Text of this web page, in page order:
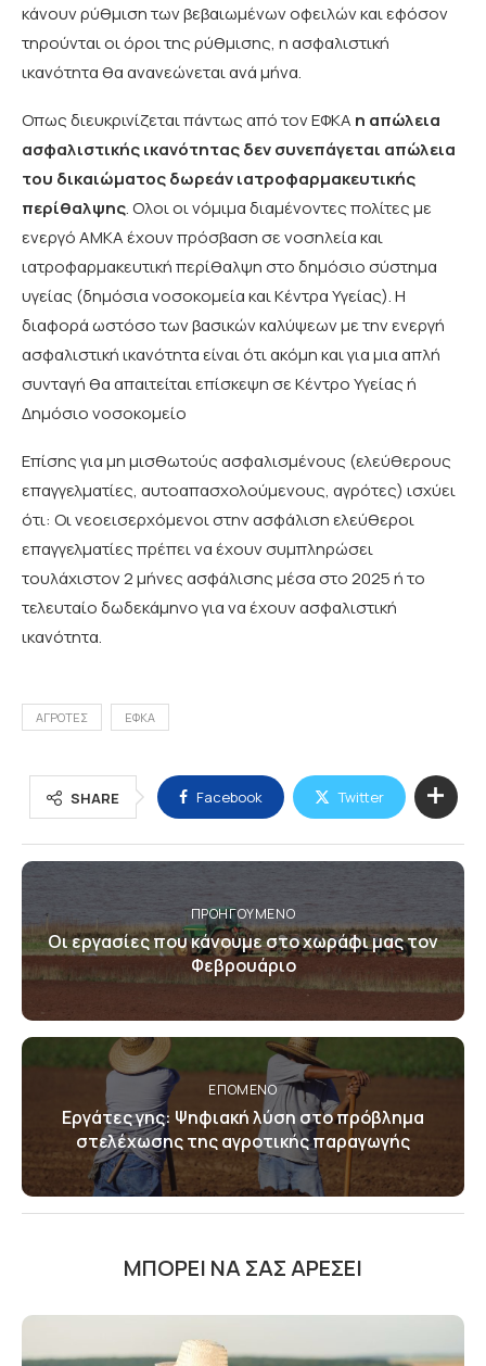
κάνουν ρύθμιση των βεβαιωμένων οφειλών και εφόσον
τηρούνται οι όροι της ρύθμισης, η ασφαλιστική
ικανότητα θα ανανεώνεται ανά μήνα.
Οπως διευκρινίζεται πάντως από τον ΕΦΚΑ η απώλεια
ασφαλιστικής ικανότητας δεν συνεπάγεται απώλεια
του δικαιώματος δωρεάν ιατροφαρμακευτικής
περίθαλψης. Ολοι οι νόμιμα διαμένοντες πολίτες με
ενεργό ΑΜΚΑ έχουν πρόσβαση σε νοσηλεία και
ιατροφαρμακευτική περίθαλψη στο δημόσιο σύστημα
υγείας (δημόσια νοσοκομεία και Κέντρα Υγείας). Η
διαφορά ωστόσο των βασικών καλύψεων με την ενεργή
ασφαλιστική ικανότητα είναι ότι ακόμη και για μια απλή
συνταγή θα απαιτείται επίσκεψη σε Κέντρο Υγείας ή
Δημόσιο νοσοκομείο
Επίσης για μη μισθωτούς ασφαλισμένους (ελεύθερους
επαγγελματίες, αυτοαπασχολούμενους, αγρότες) ισχύει
ότι: Οι νεοεισερχόμενοι στην ασφάλιση ελεύθεροι
επαγγελματίες πρέπει να έχουν συμπληρώσει
τουλάχιστον 2 μήνες ασφάλισης μέσα στο 2025 ή το
τελευταίο δωδεκάμηνο για να έχουν ασφαλιστική
ικανότητα.
ΑΓΡΟΤΕΣ ΕΦΚΑ
SHARE Facebook Twitter
ΠΡΟΗΓΟΎΜΕΝΟ
Οι εργασίες που κάνουμε στο χωράφι μας τον
Φεβρουάριο
ΕΠΌΜΕΝΟ
Εργάτες γης: Ψηφιακή λύση στο πρόβλημα
στελέχωσης της αγροτικής παραγωγής
ΜΠΟΡΕΊ ΝΑ ΣΑΣ ΑΡΈΣΕΙ